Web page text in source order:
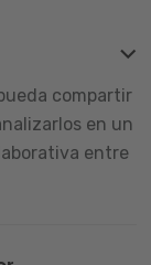
compartir
en un
entre